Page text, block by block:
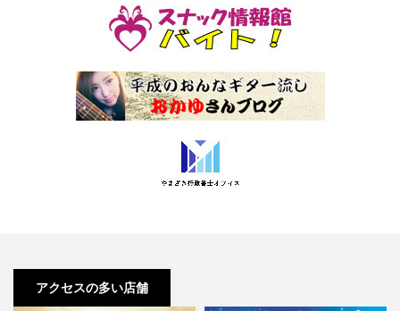
アクセスの多い店舗